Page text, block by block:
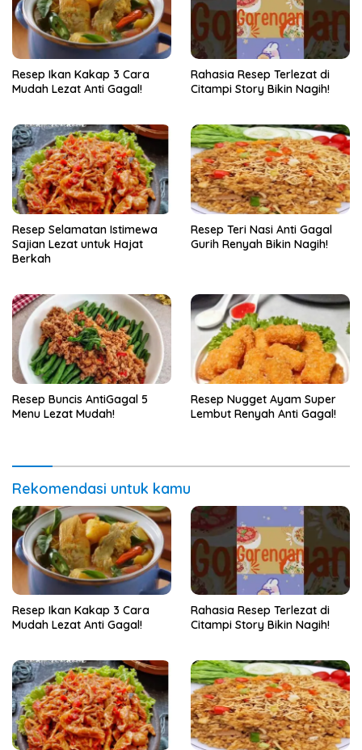
Resep Ikan Kakap 3 Cara
Mudah Lezat Anti Gagal!
Rahasia Resep Terlezat di
Citampi Story Bikin Nagih!
Resep Selamatan Istimewa
Sajian Lezat untuk Hajat
Berkah
Resep Teri Nasi Anti Gagal
Gurih Renyah Bikin Nagih!
Resep Buncis AntiGagal 5
Menu Lezat Mudah!
Resep Nugget Ayam Super
Lembut Renyah Anti Gagal!
Rekomendasi untuk kamu
Resep Ikan Kakap 3 Cara
Mudah Lezat Anti Gagal!
Rahasia Resep Terlezat di
Citampi Story Bikin Nagih!